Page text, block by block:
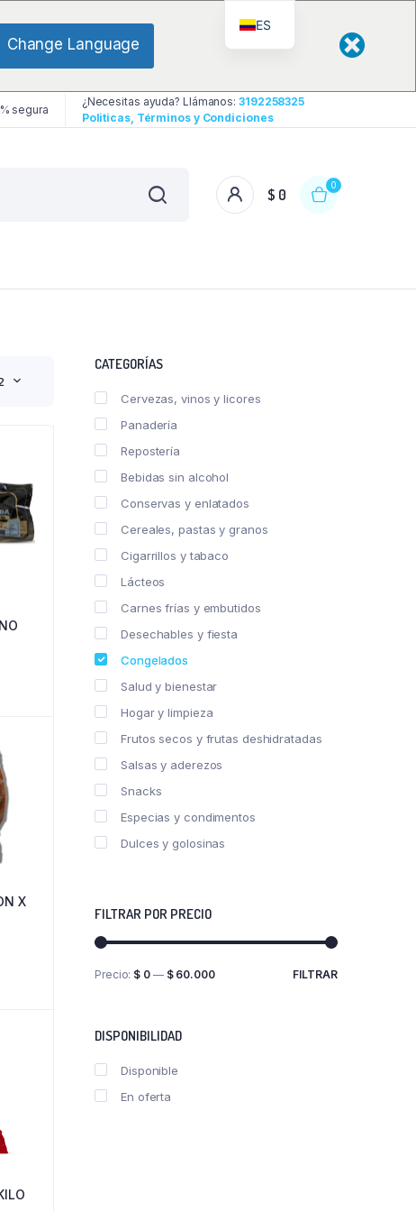
Change Language
segura
¿Necesitas ayuda? Llámanos: 3192258325
Politicas, Términos y Condiciones
$ 0
0
X
CATEGORÍAS
Cervezas, vinos y licores
Panadería
Repostería
Bebidas sin alcohol
Conservas y enlatados
Cereales, pastas y granos
Cigarrillos y tabaco
Lácteos
Carnes frías y embutidos
Desechables y fiesta
Congelados
Salud y bienestar
Hogar y limpieza
Frutos secos y frutas deshidratadas
Salsas y aderezos
Snacks
Especias y condimentos
Dulces y golosinas
FILTRAR POR PRECIO
Precio
Precio
FILTRAR
Precio: $ 0— $ 60.000
DISPONIBILIDAD
Disponible
En oferta
ES